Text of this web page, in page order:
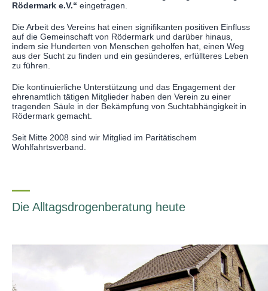
Rödermark e.V.“ eingetragen.
Die Arbeit des Vereins hat einen signifikanten positiven Einfluss
auf die Gemeinschaft von Rödermark und darüber hinaus,
indem sie Hunderten von Menschen geholfen hat, einen Weg
aus der Sucht zu finden und ein gesünderes, erfüllteres Leben
zu führen.
Die kontinuierliche Unterstützung und das Engagement der
ehrenamtlich tätigen Mitglieder haben den Verein zu einer
tragenden Säule in der Bekämpfung von Suchtabhängigkeit in
Rödermark gemacht.
Seit Mitte 2008 sind wir Mitglied im Paritätischem
Wohlfahrtsverband.
Die Alltagsdrogenberatung heute